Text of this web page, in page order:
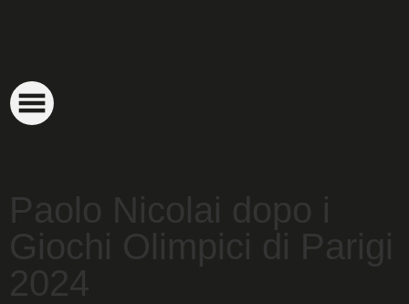
Paolo Nicolai dopo i
Giochi Olimpici di Parigi
2024